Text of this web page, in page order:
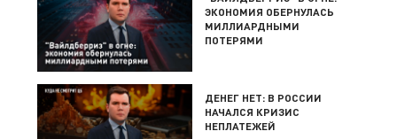
ЭКОНОМИЯ ОБЕРНУЛАСЬ
МИЛЛИАРДНЫМИ
ПОТЕРЯМИ
ДЕНЕГ НЕТ: В РОССИИ
НАЧАЛСЯ КРИЗИС
НЕПЛАТЕЖЕЙ